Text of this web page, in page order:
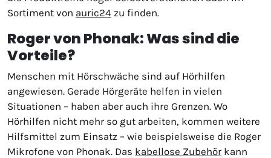
Sortiment von auric24 zu finden.
Roger von Phonak: Was sind die
Vorteile?
Menschen mit Hörschwäche sind auf Hörhilfen
angewiesen. Gerade Hörgeräte helfen in vielen
Situationen – haben aber auch ihre Grenzen. Wo
Hörhilfen nicht mehr so gut arbeiten, kommen weitere
Hilfsmittel zum Einsatz – wie beispielsweise die Roger
Mikrofone von Phonak. Das kabellose Zubehörkann